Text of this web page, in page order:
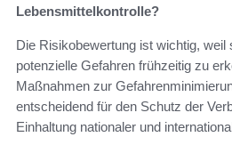
Lebensmittelkontrolle?
Die Risikobewertung ist wichtig, weil
potenzielle Gefahren frühzeitig zu
Maßnahmen zur
entscheidend für den Schutz der
Einhaltung nationaler und